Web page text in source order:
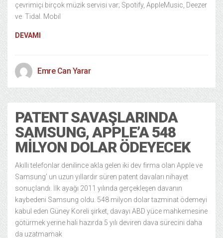
çevrimiçi birçok müzik servisi var; Spotify, AppleMusic, Deezer
ve Tidal. Mobil
DEVAMI
Emre Can Yarar
PATENT SAVAŞLARINDA
SAMSUNG, APPLE’A 548
MILYON DOLAR ÖDEYECEK
Akıllı telefonlar denilince akla gelen iki dev firma olan Apple ve
Samsung’ un uzun yıllardır süren patent davaları nihayet
sonuçlandı. İlk ayağı 2011 yılında gerçekleşen davanın
kaybedeni Samsung oldu. 548 milyon dolar tazminat ödemeyi
kabul eden Güney Koreli şirket, davayı ABD yüce mahkemesine
götürmek yerine hali hazırda 5 yılı deviren dava sürecini daha
da uzatmamak